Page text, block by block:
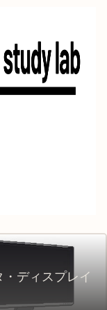
・ディスプレイ